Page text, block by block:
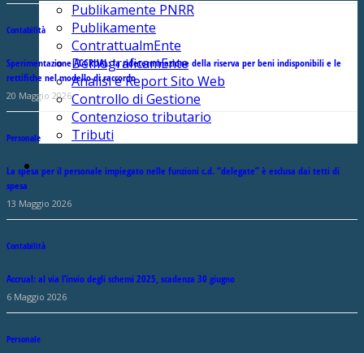
Publikamente PNRR
Publikamente
ContrattualmEnte
DemograficamEnte
Analisi e Report Sito Web
Controllo di Gestione
Contenzioso tributario
Tributi
Contabilità
Sperimentazione ACCRUAL: la rideterminazione della riserva per beni indisponibili e le
rettifiche nel modello di raccordo
20 Maggio 2026
Personale
La spesa per il personale impiegato nelle funzioni c.d. “delegate” è esclusa dai tetti di
spesa
13 Maggio 2026
Contabilità
Accrual: al via l’invio degli schemi 2025, scadenza 30 giugno
6 Maggio 2026
Personale